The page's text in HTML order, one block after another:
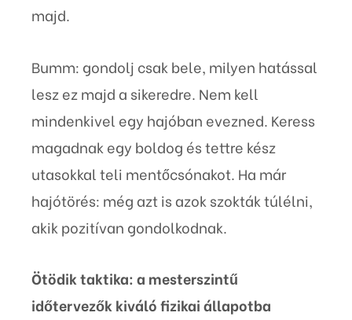
majd.
Bumm: gondolj csak bele, milyen hatással
lesz ez majd a sikeredre. Nem kell
mindenkivel egy hajóban evezned. Keress
magadnak egy boldog és tettre kész
utasokkal teli mentőcsónakot. Ha már
hajótörés: még azt is azok szokták túlélni,
akik pozitívan gondolkodnak.
Ötödik taktika: a mesterszintű
időtervezők kiváló fizikai állapotba